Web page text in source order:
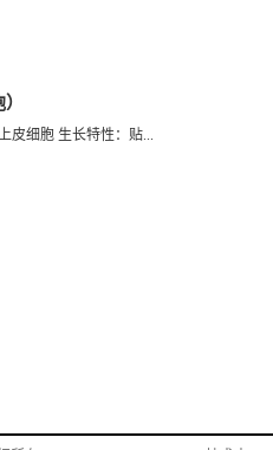
皮细胞 生长特性：贴...